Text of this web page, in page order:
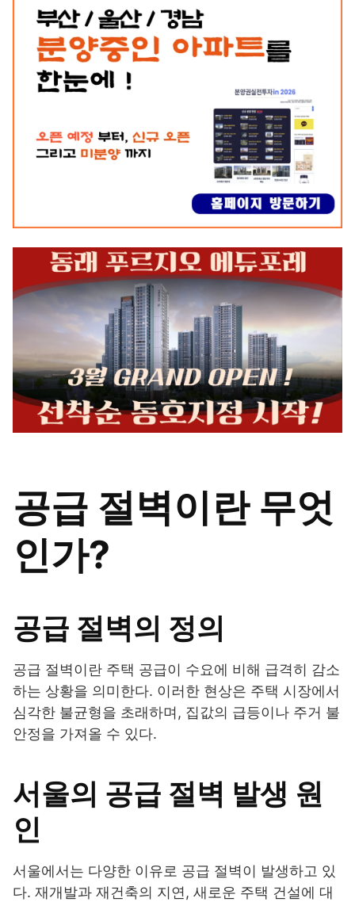
공급 절벽이란 무엇
인가?
공급 절벽의 정의
공급 절벽이란 주택 공급이 수요에 비해 급격히 감소
하는 상황을 의미한다. 이러한 현상은 주택 시장에서
심각한 불균형을 초래하며, 집값의 급등이나 주거 불
안정을 가져올 수 있다.
서울의 공급 절벽 발생 원
인
서울에서는 다양한 이유로 공급 절벽이 발생하고 있
다. 재개발과 재건축의 지연, 새로운 주택 건설에 대